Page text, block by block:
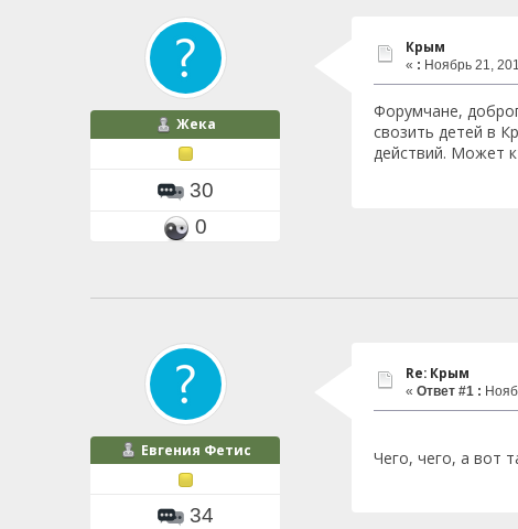
Жека
30
0
Крым
« : Ноябрь 21,
Форумчане,
свозить детей в
действий. Может
Евгения Фетис
34
Re: Крым
« Ответ #1 :
Чего, чего, а вот